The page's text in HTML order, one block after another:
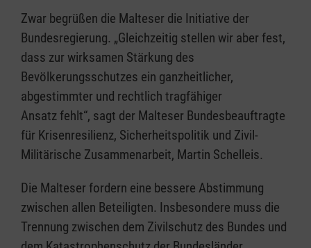
Zwar begrüßen die Malteser die Initiative der
Bundesregierung. „Gleichzeitig stellen wir aber fest,
dass zur wirksamen Stärkung des
Bevölkerungsschutzes ein ganzheitlicher,
abgestimmter und rechtlich tragfähiger
Ansatz fehlt“, sagt der Malteser Bundesbeauftragte
für Krisenresilienz, Sicherheitspolitik und Zivil-
Militärische Zusammenarbeit, Martin Schelleis.
Die Malteser fordern eine bessere Abstimmung
zwischen allen Beteiligten. Insbesondere muss die
Trennung zwischen dem Zivilschutz des Bundes und